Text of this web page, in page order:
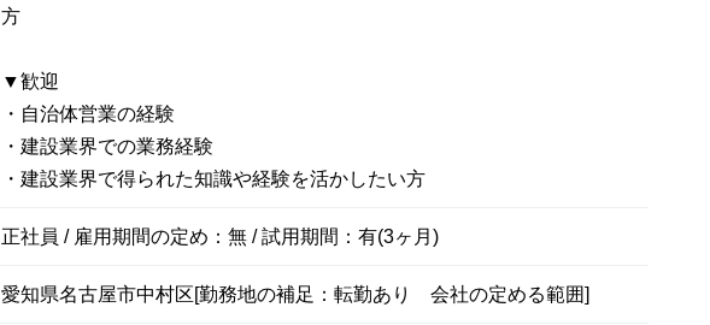
方
▼歓迎
・自治体営業の経験
・建設業界での業務経験
・建設業界で得られた知識や経験を活かしたい方
正社員 / 雇用期間の定め：無 / 試用期間：有(3ヶ月)
愛知県名古屋市中村区[勤務地の補足：転勤あり 会社の定める範囲]